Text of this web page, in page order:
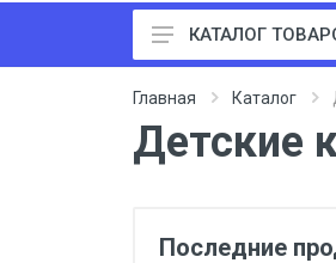
Пиломатериалы и
КАТАЛОГ
Главная Каталог
Детские
Последние